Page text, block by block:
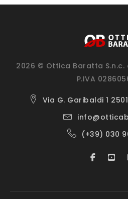
2026 © Ottica Baratta
P.IVA
Via G. Garibaldi 1
(+39) 030